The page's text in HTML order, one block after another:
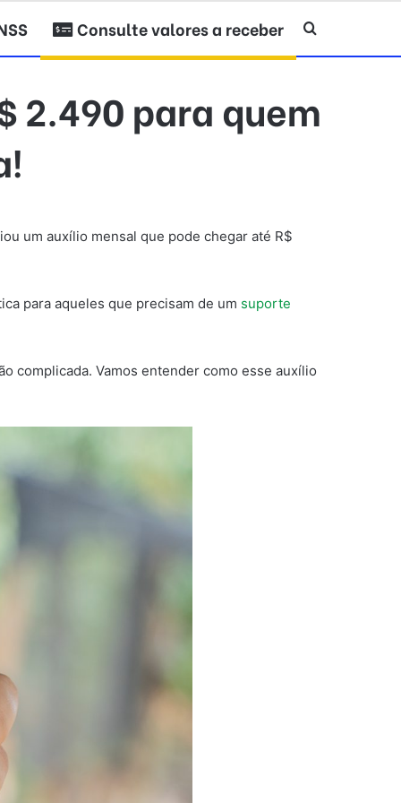
Consulte valores a receber Procurar por
2.490 para quem
um auxílio mensal que pode chegar até R$
para aqueles que precisam de um suporte
complicada. Vamos entender como esse auxílio